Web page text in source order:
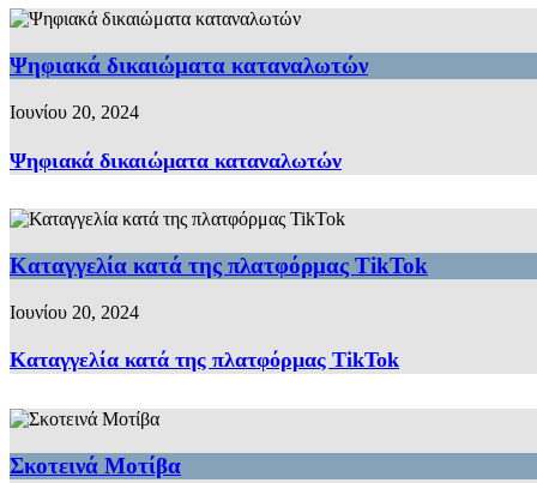
Ψηφιακά δικαιώματα καταναλωτών
Ιουνίου 20, 2024
Ψηφιακά δικαιώματα καταναλωτών
Καταγγελία κατά της πλατφόρμας TikTok
Ιουνίου 20, 2024
Καταγγελία κατά της πλατφόρμας TikTok
Σκοτεινά Μοτίβα